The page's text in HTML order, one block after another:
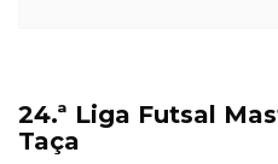
24.ª Liga Futsal
Taça